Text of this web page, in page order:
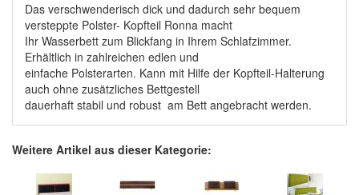
Das verschwenderisch dick und dadurch sehr bequem
versteppte Polster- Kopfteil Ronna macht
Ihr Wasserbett zum Blickfang in Ihrem Schlafzimmer.
Erhältlich in zahlreichen edlen und
einfache Polsterarten. Kann mit Hilfe der Kopfteil-Halterung
auch ohne zusätzliches Bettgestell
dauerhaft stabil und robust am Bett angebracht werden.
Weitere Artikel aus dieser Kategorie: